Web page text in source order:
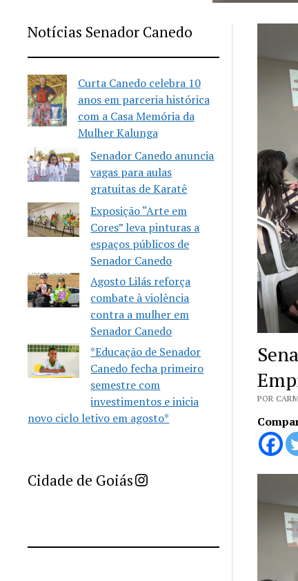
Notícias Senador Canedo
Curta Canedo celebra 10
anos em parceria histórica
com a Casa Memória da
Mulher Kalunga
Senador Canedo anuncia
vagas para aulas
gratuitas de Karatê
Exposição “Arte em
Cores” leva pinturas a
espaços públicos de
Senador Canedo
Agosto Lilás reforça
combate à violência
contra a mulher em
Senador Canedo
*Educação de Senador
Canedo fecha primeiro
semestre com
investimentos e inicia
novo ciclo letivo em agosto*
Cidade de GoiásImprensa Criativa da Cidade de Goiás
POR